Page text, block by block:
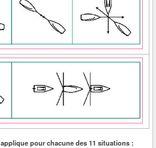
pour chacune des 11 situations :